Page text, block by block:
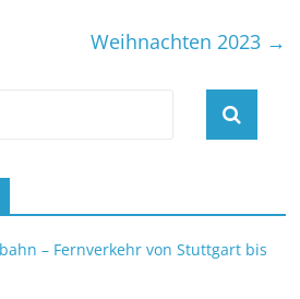
Weihnachten 2023 →
– Fernverkehr von Stuttgart bis